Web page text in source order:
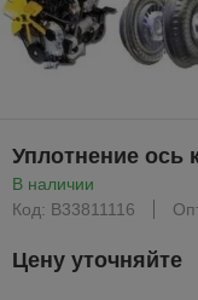
Уплотнение ось
В наличии
Код: В33811116
Цену уточняйте